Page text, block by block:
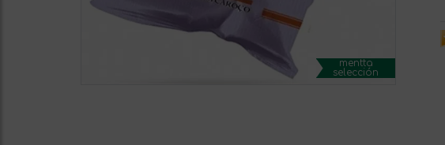
mentta
selección